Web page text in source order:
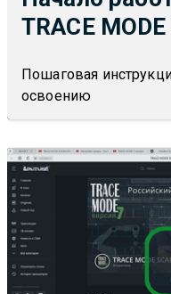
TRACE
Пошаговая
освоению